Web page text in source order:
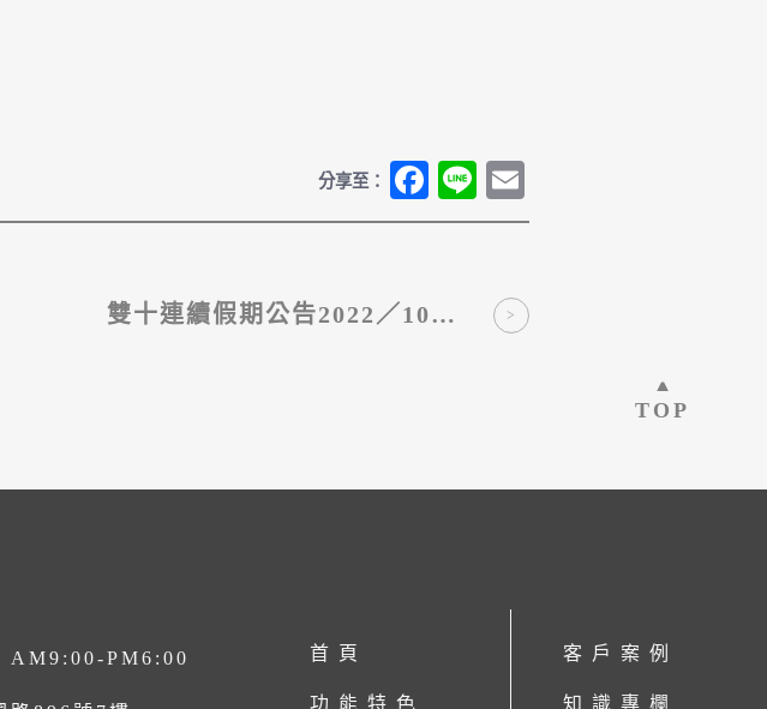
分享至：
Fa
ce
Li
ne
雙十連續假期公告2022／10／
TOP
AM9:00-PM6:00 首頁 客戶案例
功能特色 知識專欄